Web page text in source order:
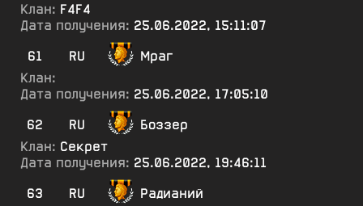
Клан: F4F4
Дата получения: 25.06.2022, 15:11:07
61
RU
Мраг
Клан:
Дата получения: 25.06.2022, 17:05:10
62
RU
Боззер
Клан: Секрет
Дата получения: 25.06.2022, 19:46:11
63
RU
Радианий